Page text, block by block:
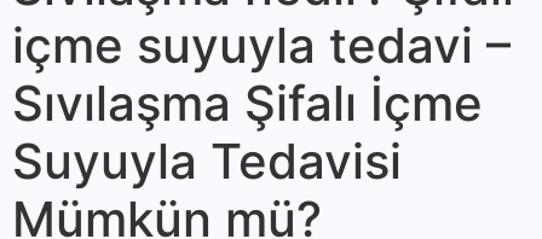
içme suyuyla tedavi –
Sıvılaşma Şifalı İçme
Suyuyla Tedavisi
Mümkün mü?